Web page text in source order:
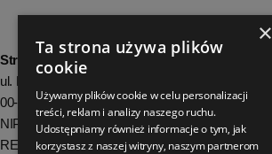
StrefaLuksusu.pl
ul. Bartycka 24/26 Pawilon 227
00-716 Warszawa
NIP: 8251972213
REGON: 06035139
×
Ta strona używa plików
cookie
Używamy plików cookie w celu personalizacji
treści, reklam i analizy naszego ruchu.
Udostępniamy również informacje o tym, jak
korzystasz z naszej witryny, naszym partnerom